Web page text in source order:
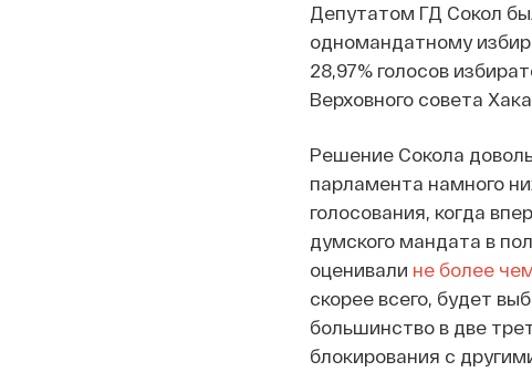
Депутатом ГД Сокол
одномандатному
28,97% голосов
Верховного совета
Решение Сокола
парламента намного
голосования, когда
думского мандата в
оценивали не более
скорее всего, будет
большинство в две
блокирования с